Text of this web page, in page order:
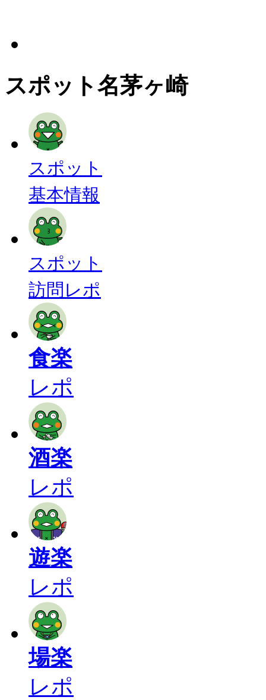
スポット名茅ヶ崎
スポット
基本情報
スポット
訪問レポ
食楽
レポ
酒楽
レポ
遊楽
レポ
場楽
レポ